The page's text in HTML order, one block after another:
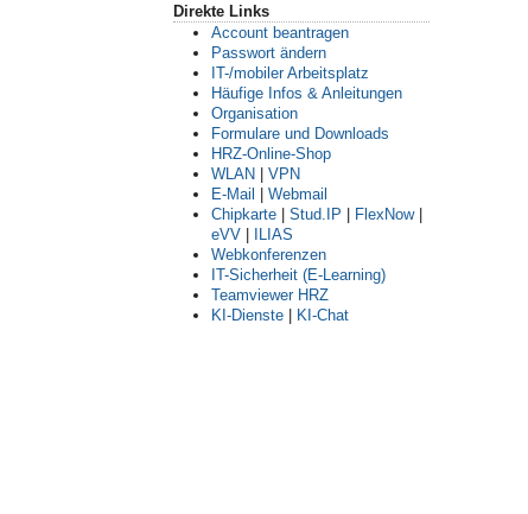
Direkte Links
Account beantragen
Passwort ändern
IT-/mobiler Arbeitsplatz
Häufige Infos & Anleitungen
Organisation
Formulare und Downloads
HRZ-Online-Shop
WLAN
VPN
E-Mail
Webmail
Chipkarte
Stud.IP FlexNow|
eVV
ILIAS
Webkonferenzen
IT-Sicherheit (E-Learning)
Teamviewer HRZ
KI-Dienste
KI-Chat